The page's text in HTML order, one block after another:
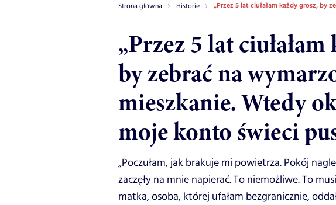
Strona główna Historie „Przez 5 lat ciułałam każdy grosz, by
„Przez 5 lat
by zebrać na
mieszkanie. Wtedy
moje konto świeci
„Poczułam, jak brakuje mi powietrza. Pokój
zaczęły na mnie napierać. To niemożliwe. To
matka, osoba, której ufałam bezgranicznie,